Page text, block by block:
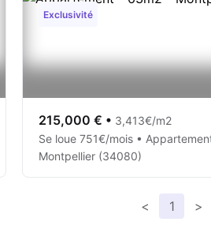
Exclusivité
215,000 € • 3,413€/m2
Se loue 751€/mois •
Montpellier (34080)
< 1 >